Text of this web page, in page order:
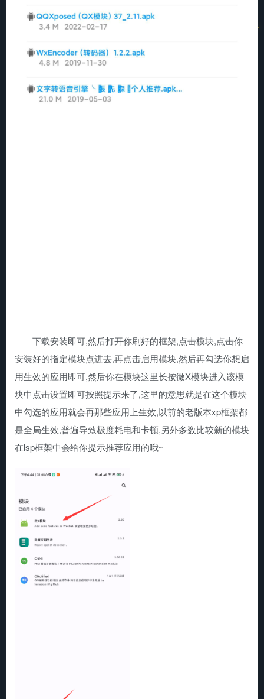
下载安装即可,然后打开你刷好的框架,点击模块,点击你
安装好的指定模块点进去,再点击启用模块,然后再勾选你想启
用生效的应用即可,然后你在模块这里长按微X模块进入该模
块中点击设置即可按照提示来了,这里的意思就是在这个模块
中勾选的应用就会再那些应用上生效,以前的老版本xp框架都
是全局生效,普遍导致极度耗电和卡顿,另外多数比较新的模块
在lsp框架中会给你提示推荐应用的哦~